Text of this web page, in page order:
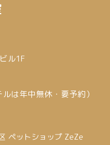
ル1F
は年中無休・要予約）
ペットショップ ZeZe